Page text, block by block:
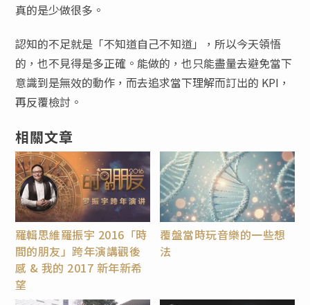
真的是少做很多。
認知的不足就是「不知道自己不知道」，所以今天領悟
的，也不見得是多正確。能做的，也只能盡量去避免當下
意識到是無效的動作，而去追求當下理解而訂出的 KPI，
再反覆檢討。
相關文章
羅輯思維羅振宇 2016「時
間的朋友」跨年演講觀後
感 & 我的 2017 新年新希
望
覆盤當時玩音樂的一些想
法